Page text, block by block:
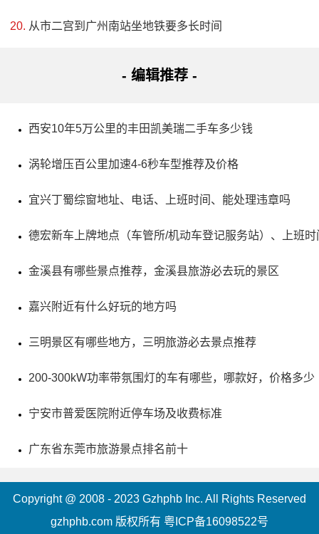
地址：本溪市桓仁满族自治县201国道旁
望天洞是位于辽宁省桓仁满族自治县境内全长7000余米
的自然奇观，已发现长度5000余延长米，洞内景观丰富多
洞被中科院专家称为世界罕见的自然奇观之一，有4大景区
100余景点，迷宫更是奇特，被称为“北国第一洞，迷宫世无
内景观丰富多彩，值得游览。
从市二宫到广州南站坐地铁要多长时间
- 编辑推荐 -
西安10年5万公里的丰田凯美瑞二手车多少钱
涡轮增压百公里加速4-6秒车型推荐及价格
宜兴丁蜀综窗地址、电话、上班时间、能处理违章吗
德宏新车上牌地点（车管所/机动车登记服务站）、上班
金溪县有哪些景点推荐，金溪县旅游必去玩的景区
嘉兴附近有什么好玩的地方吗
三明景区有哪些地方，三明旅游必去景点推荐
200-300kW功率带氛围灯的车有哪些，哪款好，价格多少
宁安市普爱医院附近停车场及收费标准
广东省东莞市旅游景点排名前十
Copyright @ 2008 - 2023 Gzhphb Inc. All Rights Reserved
gzhphb.com 版权所有 粤ICP备16098522号